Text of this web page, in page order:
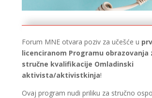
Forum MNE otvara poziv za učešće u
licenciranom Programu obrazovanja
stručne kvalifikacije Omladinski
aktivista/aktivistkinja!
Ovaj program nudi priliku za stručno